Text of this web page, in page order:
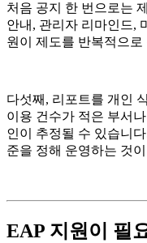
처음 공지 한 번으로는
안내, 관리자 리마인드,
원이 제도를 반복적으
다섯째, 리포트를 개인
이용 건수가 적은 부서
인이 추정될 수 있습니
준을 정해 운영하는 것
EAP 지원이 필